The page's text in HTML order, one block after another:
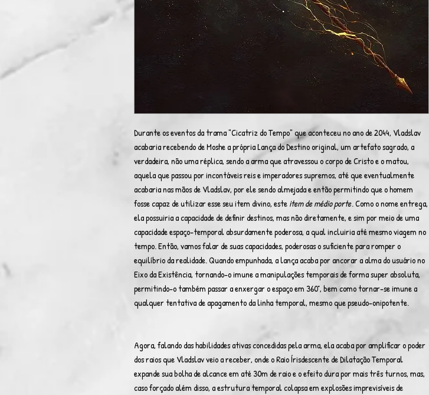
Durante os eventos da trama "Cicatriz do Tempo" que aconteceu no ano de 2044, Vladslav
acabaria recebendo de Moshe a própria Lança do Destino original, um artefato sagrado, a
verdadeira, não uma réplica, sendo a arma que atravessou o corpo de Cristo e o matou,
aquela que passou por incontáveis reis e imperadores supremos, até que eventualmente
acabaria nas mãos de Vladslav, por ele sendo almejada e então permitindo que o homem
fosse capaz de utilizar esse seu item divino, esteitem de médio porte. Como o nome entrega,
ela possuiria a capacidade de definir destinos, mas não diretamente, e sim por meio de uma
capacidade espaço-temporal absurdamente poderosa, a qual incluiria até mesmo viagem no
tempo. Então, vamos falar de suas capacidades, poderosas o suficiente para romper o
equilíbrio da realidade. Quando empunhada, a lança acaba por ancorar a alma do usuário no
Eixo da Existência, tornando-o imune a manipulações temporais de forma super absoluta,
permitindo-o também passar a enxergar o espaço em 360°, bem como tornar-se imune a
qualquer tentativa de apagamento da linha temporal, mesmo que pseudo-onipotente.
Agora, falando das habilidades ativas concedidas pela arma, ela acaba por amplificar o poder
dos raios que Vladslav veio a receber, onde o Raio Írisdescente de Dilatação Temporal
expande sua bolha de alcance em até 30m de raio e o efeito dura por mais três turnos, mas,
caso forçado além disso, a estrutura temporal colapsa em explosões imprevisíveis de